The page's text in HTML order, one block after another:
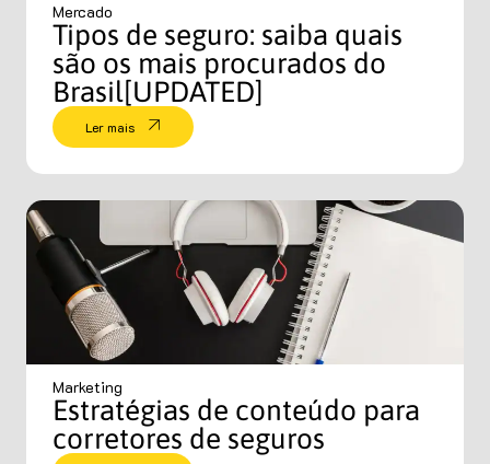
Mercado
Tipos de seguro: saiba quais
são os mais procurados do
Brasil[UPDATED]
Ler mais
Marketing
Estratégias de conteúdo para
corretores de seguros